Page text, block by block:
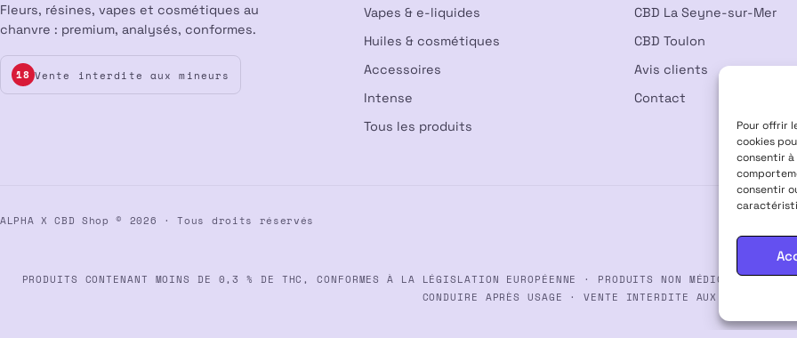
Pour offrir
cookies
consentir
consentir
Fleurs, résines, vapes et cosmétiques au
chanvre : premium, analysés, conformes.
18 Vente interdite aux mineurs
Vapes & e-liquides
Huiles & cosmétiques
Accessoires
Intense
Tous les produits
CBD La Seyne-sur-Mer
CBD Toulon
Avis clients
Contact
ALPHA X CBD Shop © 2026 · Tous droits réservés
PRODUITS CONTENANT MOINS DE 0,3 % DE THC, CONFORMES À LA LÉGISLATION EUROPÉENNE · PRODUITS NON
CONDUIRE APRÈS USAGE · VENTE INTERDITE AUX MINEURS